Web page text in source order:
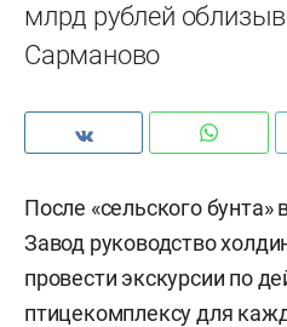
млрд рублей
Сарманово
После «сельского
Завод руководство
провести экскурсии по
птицекомплексу для